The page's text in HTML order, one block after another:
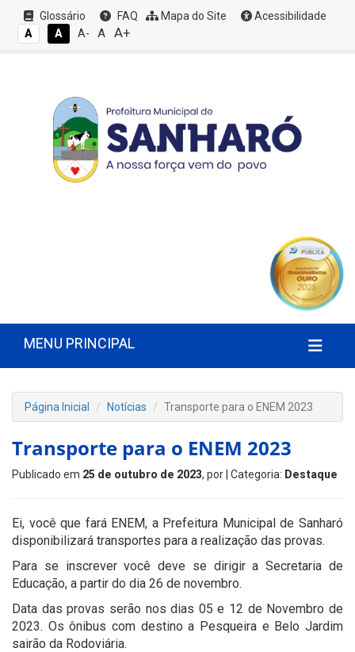
Glossário FAQ Mapa do Site
Acessibilidade
A
A A- A A+
MENU PRINCIPAL
Página Inicial Notícias Transporte para o ENEM 2023
Transporte para o ENEM 2023
Publicado em 25 de outubro de 2023, por | Categoria: Destaque
Ei, você que fará ENEM, a Prefeitura Municipal de Sanharó
disponibilizará transportes para a realização das provas.
Para se inscrever você deve se dirigir a Secretaria de
Educação, a partir do dia 26 de novembro.
Data das provas serão nos dias 05 e 12 de Novembro de
2023. Os ônibus com destino a Pesqueira e Belo Jardim
sairão da Rodoviária.